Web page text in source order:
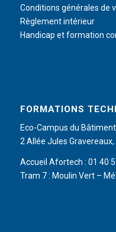
Conditions générales de
Règlement intérieur
Handicap et formation
FORMATIONS
Eco-Campus du
2 Allée Jules
Accueil Afortech : 01 40
Tram 7 : Moulin Vert –